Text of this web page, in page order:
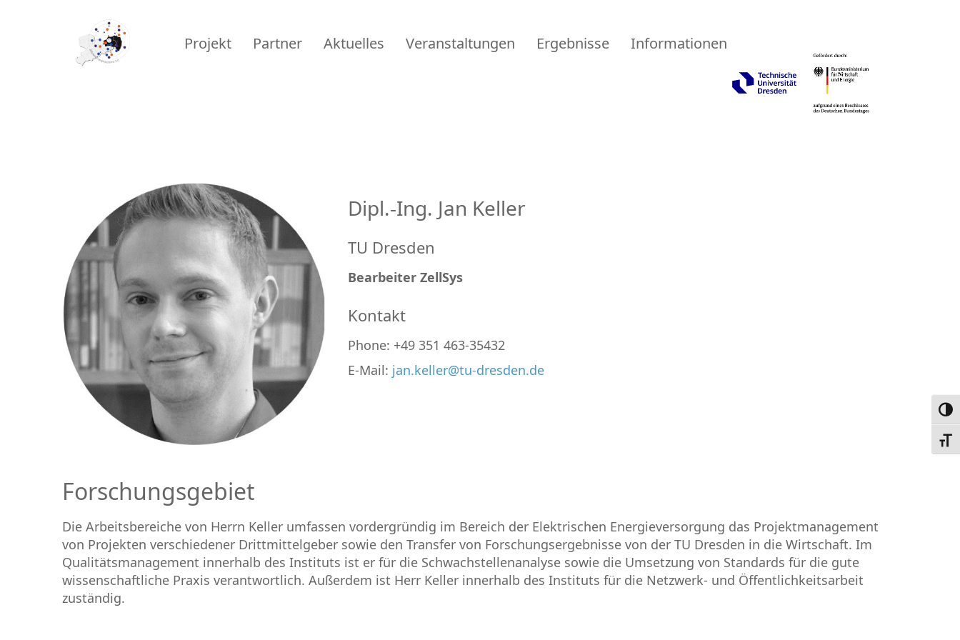
Projekt Partner Aktuelles Veranstaltungen Ergebnisse Informationen
Dipl.-Ing. Jan Keller
TU Dresden
Bearbeiter ZellSys
Kontakt
Phone: +49 351 463-35432
E-Mail: jan.keller@tu-dresden.de
Forschungsgebiet
Die Arbeitsbereiche von Herrn Keller umfassen vordergründig im Bereich der Elektrischen Energieversorgung das Projektmanagement
von Projekten verschiedener Drittmittelgeber sowie den Transfer von Forschungsergebnisse von der TU Dresden in die Wirtschaft. Im
Qualitätsmanagement innerhalb des Instituts ist er für die Schwachstellenanalyse sowie die Umsetzung von Standards für die gute
wissenschaftliche Praxis verantwortlich. Außerdem ist Herr Keller innerhalb des Instituts für die Netzwerk- und Öffentlichkeitsarbeit
zuständig.